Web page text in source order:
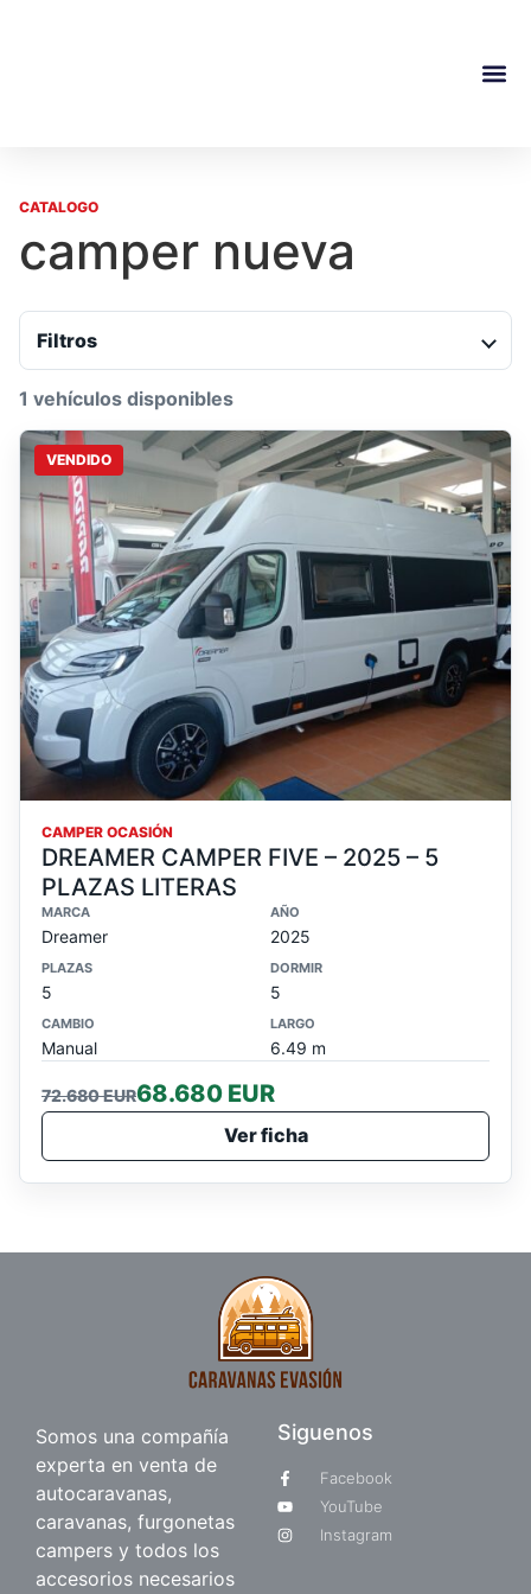
CATALOGO
camper nueva
Filtros
1 vehículos disponibles
VENDIDO
CAMPER OCASIÓN
DREAMER CAMPER FIVE – 2025 – 5
PLAZAS LITERAS
MARCA
Dreamer
AÑO
2025
PLAZAS
5
DORMIR
5
CAMBIO
Manual
LARGO
6.49 m
72.680 EUR68.680 EUR
Ver ficha
Somos una compañía
experta en venta de
autocaravanas,
caravanas, furgonetas
campers y todos los
accesorios necesarios
Siguenos
Facebook
YouTube
Instagram